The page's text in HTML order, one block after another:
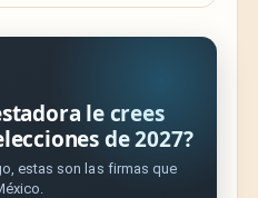
le crees
de 2027?
estas son las firmas que